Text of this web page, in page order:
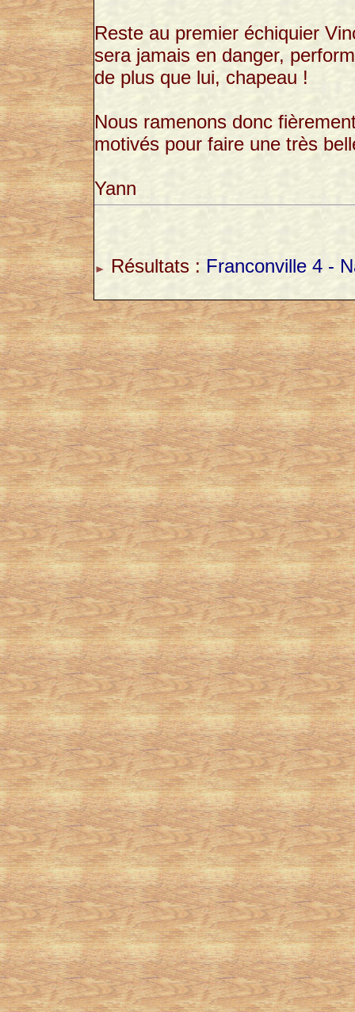
Reste au premier échiquier
sera jamais en danger,
de plus que lui, chapeau !
Nous ramenons donc
motivés pour faire une très
Yann
Résultats : Franconville 4 -